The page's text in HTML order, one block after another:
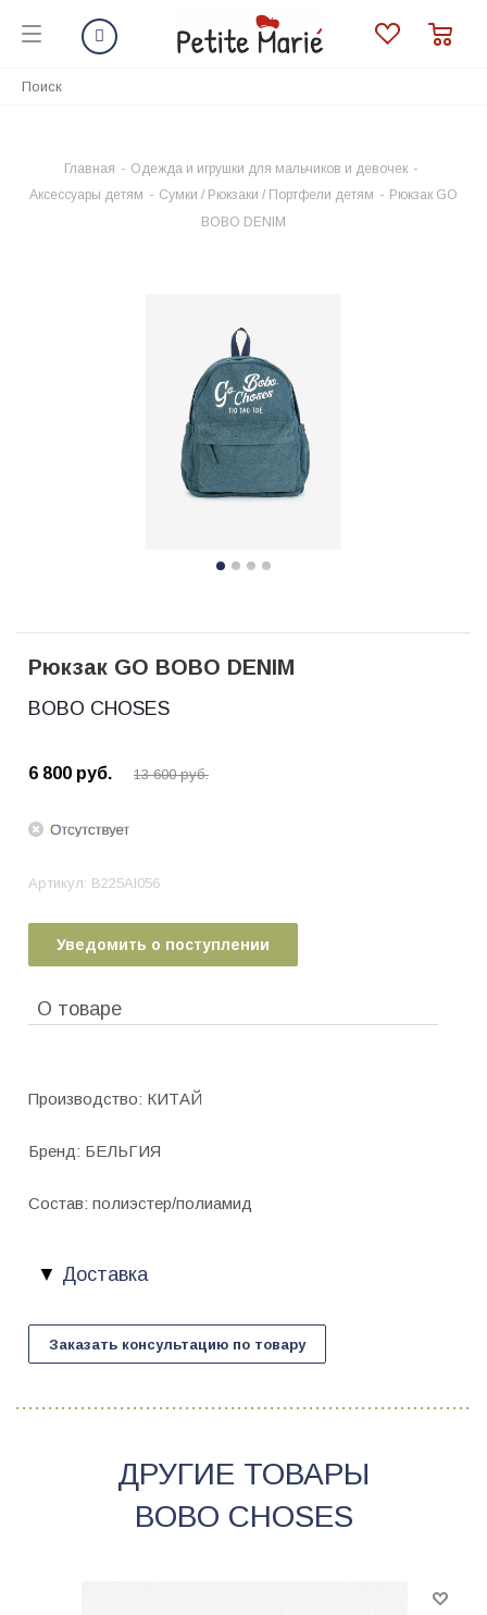
Главная - Одежда и игрушки для мальчиков и девочек -
Аксессуары детям - Сумки / Рюкзаки / Портфели детям - Рюкзак GO
BOBO DENIM
Рюкзак GO BOBO DENIM
BOBO CHOSES
6 800 руб. 13 600руб.
Артикул: B225AI056
Уведомить о поступлении
О товаре
Производство: КИТАЙ
Бренд: БЕЛЬГИЯ
Состав: полиэстер/полиамид
Доставка
Заказать консультацию по товару
ДРУГИЕ ТОВАРЫ
BOBO CHOSES